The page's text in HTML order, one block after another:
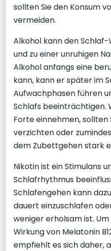
sollten Sie den Konsum
vermeiden.
Alkohol kann den
und zu einer unruhigen
Alkohol anfangs eine
kann, kann er später im
Aufwachphasen führen
Schlafs beeinträchtigen.
Forte einnehmen, sollten
verzichten oder
dem Zubettgehen stark
Nikotin ist ein Stimulans
Schlafrhythmus
Schlafengehen kann
dauert einzuschlafen
weniger erholsam ist.
Wirkung von Melatonin
empfiehlt es sich daher,